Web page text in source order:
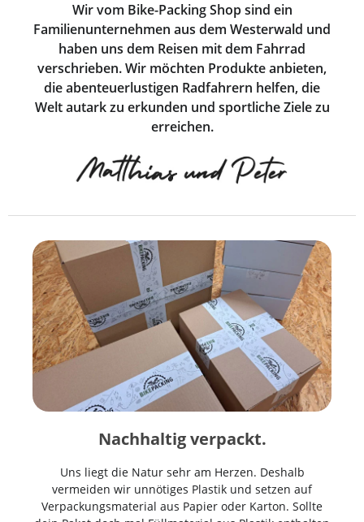
Wir vom Bike-Packing Shop sind ein
Familienunternehmen aus dem Westerwald und
haben uns dem Reisen mit dem Fahrrad
verschrieben. Wir möchten Produkte anbieten,
die abenteuerlustigen Radfahrern helfen, die
Welt autark zu erkunden und sportliche Ziele zu
erreichen.
Nachhaltig verpackt.
Uns liegt die Natur sehr am Herzen. Deshalb
vermeiden wir unnötiges Plastik und setzen auf
Verpackungsmaterial aus Papier oder Karton. Sollte